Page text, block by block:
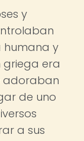
y
humana y
griega era
adoraban
de uno
a sus